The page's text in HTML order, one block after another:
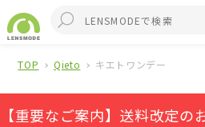
TOP Qieto キエトワンデー
【重要なご案内】送料改定